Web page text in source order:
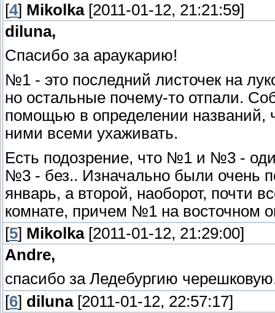
[4] Mikolka[2011-01-12, 21:21:59]
diluna,
Спасибо за араукарию!
№1 - это последний листочек на
но остальные почему-то отпали.
помощью в определении названий,
ними всеми ухаживать.
Есть подозрение, что №1 и №3 -
№3 - без.. Изначально были очень
январь, а второй, наоборот, почти
комнате, причем №1 на восточном
[5] Mikolka[2011-01-12, 21:29:00]
Andre,
спасибо за Ледебургию
[6] diluna[2011-01-12, 22:57:17]